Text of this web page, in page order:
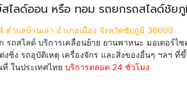
ไลด์ออน หรือ ทอม รถยกรถสไลด์ชัย
ตำบลบ้านเล่า อำเภอเมือง จังหวัดชัยภูมิ 36000
รถสไลด์ บริการเคลื่อนย้าย ยานพาหนะ มอเตอร์ไ
งซิ่ง รถอุบัติเหตุ เครื่องจักร และสิ่งของอื่นๆ ฯลฯ ที่
ในประเทศไทย บริการตลอด 24 ชั่วโมง